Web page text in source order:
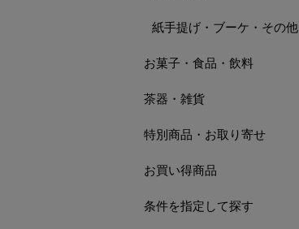
紙手提げ・ブーケ・その他
お菓子・食品・飲料
茶器・雑貨
特別商品・お取り寄せ
お買い得商品
条件を指定して探す